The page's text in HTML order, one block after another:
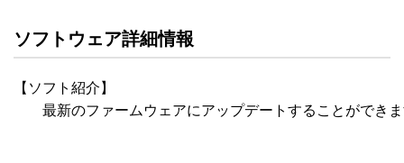
ソフトウェア詳細情報
【ソフト紹介】
最新のファームウェアにアップデートすることができ